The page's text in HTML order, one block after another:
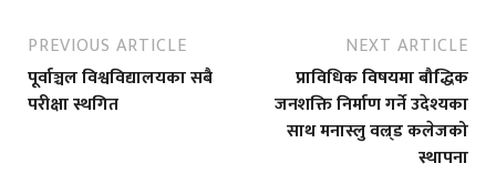
PREVIOUS ARTICLE
पूर्वाञ्चल विश्वविद्यालयका सबै
परीक्षा स्थगित
NEXT ARTICLE
प्राविधिक विषयमा बौद्धिक
जनशक्ति निर्माण गर्ने उदेश्यका
साथ मनास्लु वल्र्ड कलेजको
स्थापना